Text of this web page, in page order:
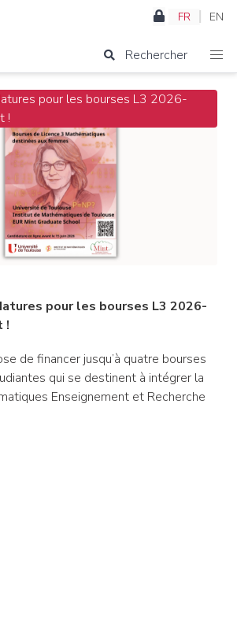
FR EN
Rechercher
pour les bourses L3 2026-
!
pour les bourses L3 2026-
!
de financer jusqu’à quatre bourses
qui se destinent à intégrer la
Enseignement et Recherche